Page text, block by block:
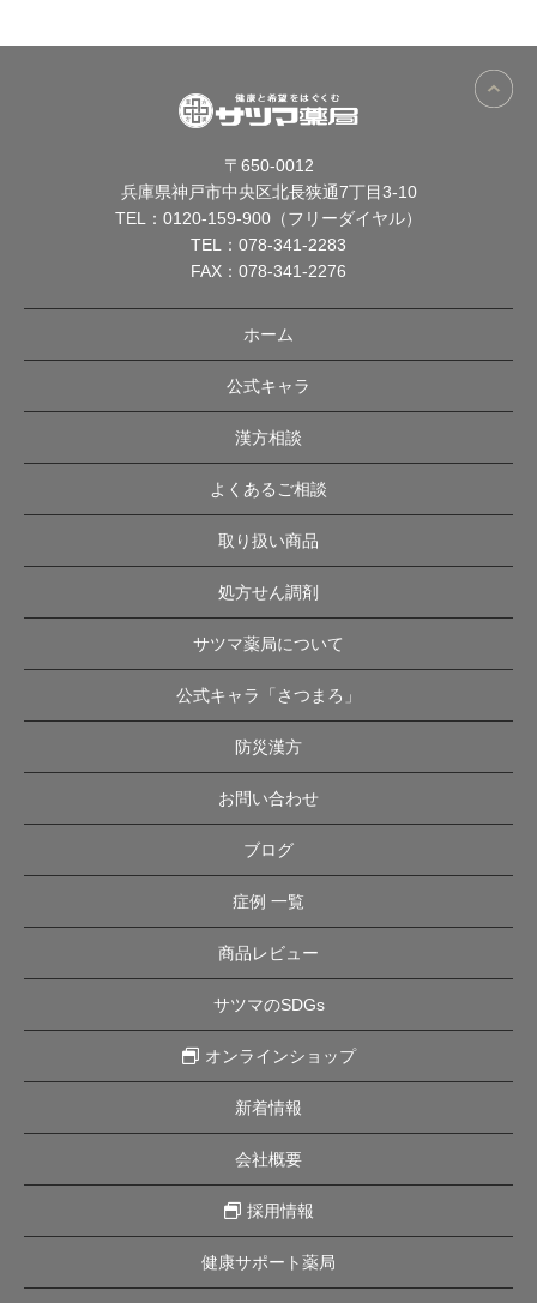
〒650-0012
兵庫県神戸市中央区北長狭通7丁目3-10
TEL： 0120-159-900（フリーダイヤル）
TEL： 078-341-2283
FAX：078-341-2276
ホーム
公式キャラ
漢方相談
よくあるご相談
取り扱い商品
処方せん調剤
サツマ薬局について
公式キャラ「さつまろ」
防災漢方
お問い合わせ
ブログ
症例 一覧
商品レビュー
サツマのSDGs
オンラインショップ
新着情報
会社概要
採用情報
健康サポート薬局